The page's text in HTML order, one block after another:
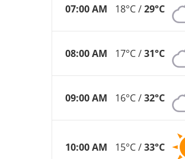
07:00 AM 18°C /29°C
08:00 AM 17°C /31°C
09:00 AM 16°C /32°C
10:00 AM 15°C /33°C